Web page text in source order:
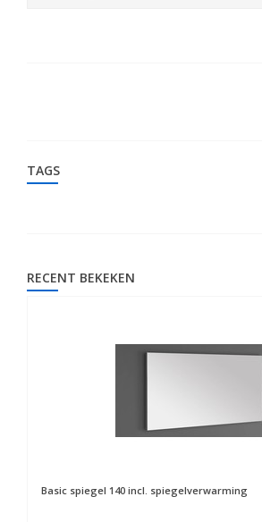
TAGS
RECENT BEKEKEN
Basic spiegel 140 incl. spiegelverwarming